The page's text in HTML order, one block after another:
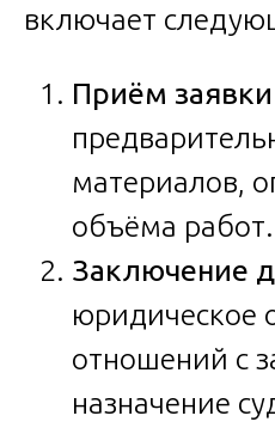
включает
Приём заявки
материалов,
объёма
Заключение
юридическое
отношений с
назначение